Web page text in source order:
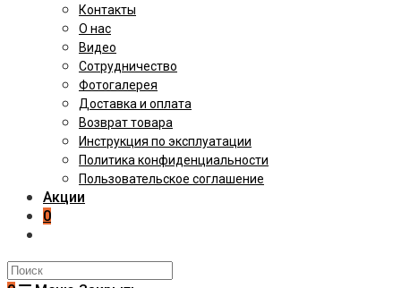
Контакты
О нас
Видео
Сотрудничество
Фотогалерея
Доставка и оплата
Возврат товара
Инструкция по эксплуатации
Политика конфиденциальности
Пользовательское соглашение
Акции
0
Поиск